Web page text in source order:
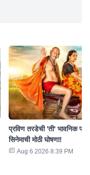
प्रविण तरडेची 'ती' भावनिक
सिनेमाची मोठी घोषणा!
Aug 6 2026 8:39 PM